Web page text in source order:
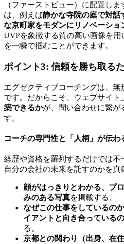
（ファーストビュー）に配置し
は、例えば静かな寺院の庭で対話
な京町家をモダンにリノベーショ
UVPを象徴する質の高い画像を
を一瞬で掴むことができます。
ポイント3: 信頼を勝ち取る
エグゼクティブコーチングは、
です。だからこそ、ウェブサイト
築できるかが、問い合わせに繋が
す。
コーチの専門性と「人柄」が伝わ
経歴や資格を羅列するだけでは不
自分の会社の未来を託すのかを真
顔がはっきりとわかる、プ
みのある写真を掲載する。
なぜこの仕事をしているの
イアントと向き合っている
る。
京都との関わり（出身、在